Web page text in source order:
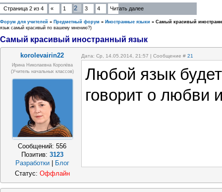
Страница 2 из 4 « 1 2 3 4 Читать далее
Форум для учителей » Предметный форум » Иностранные языки » Самый красивый
язык самый красивый по вашему мнению?)
Самый красивый иностранный язык
korolevairin22 Дата: Ср, 14.05.2014, 21:57 | Сообщение # 21
Ирина Николаевна Королёва
(учитель начальных классов)
Сообщений:556
Позитив: 3123
Разработки
Блог
Любой язык
говорит о любви
Статус: Оффлайн